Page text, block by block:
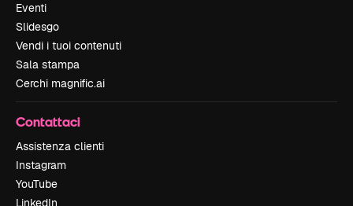
Eventi
Slidesgo
Vendi i tuoi contenuti
Sala stampa
Cerchi magnific.ai
Contattaci
Assistenza clienti
Instagram
YouTube
LinkedIn